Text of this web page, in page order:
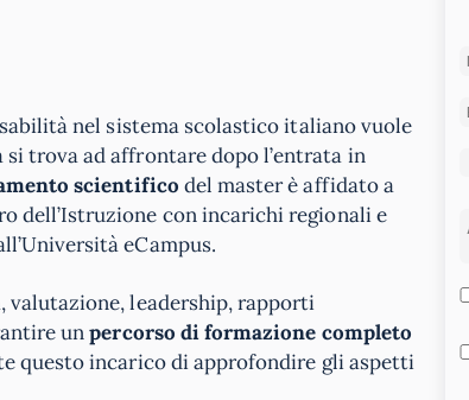
nel sistema scolastico italiano vuole
si trova ad affrontare dopo l’entrata in
scientifico del master è affidato a
dell’Istruzione con incarichi regionali e
eCampus.
valutazione, leadership, rapporti
unpercorso di formazione completo
questo incarico di approfondire gli aspetti